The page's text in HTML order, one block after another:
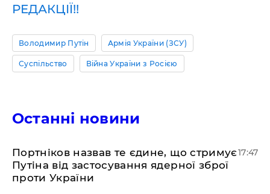
РЕДАКЦІЇ!!
Володимир Путін Армія України (ЗСУ)
Суспільство Війна України з Росією
Останні новини
​Портніков назвав те єдине, що стримує
Путіна від застосування ядерної зброї
проти України
17:47